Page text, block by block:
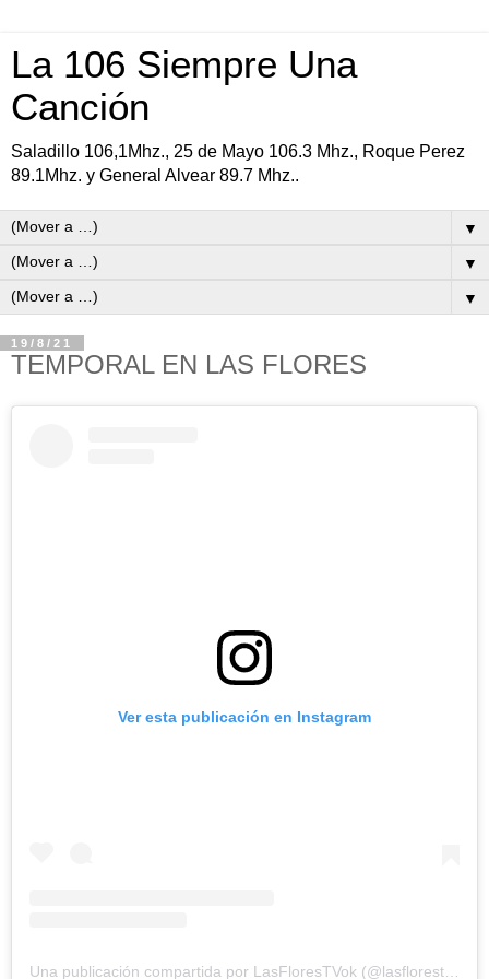
La 106 Siempre Una
Canción
Saladillo 106,1Mhz., 25 de Mayo 106.3 Mhz., Roque Perez
89.1Mhz. y General Alvear 89.7 Mhz..
▼
▼
▼
19/8/21
TEMPORAL EN LAS FLORES
Ver esta publicación en Instagram
Una publicación compartida por LasFloresTVok (@lasflorestvok)